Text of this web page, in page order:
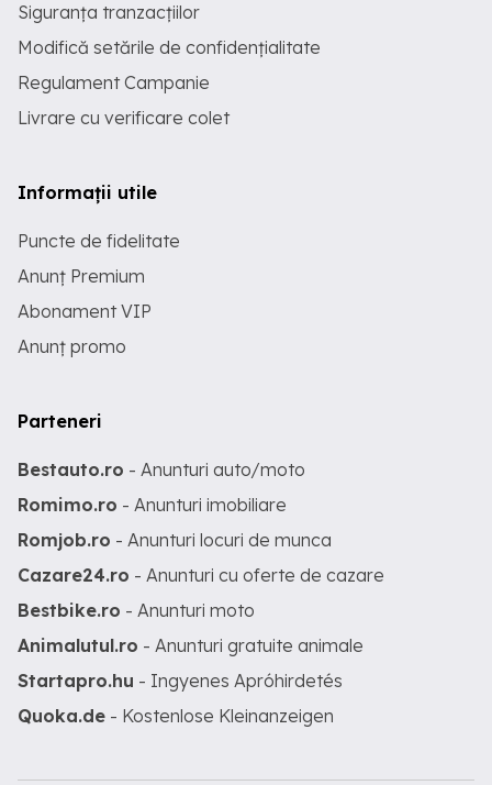
Siguranța tranzacțiilor
Modifică setările de confidențialitate
Regulament Campanie
Livrare cu verificare colet
Informații utile
Puncte de fidelitate
Anunț Premium
Abonament VIP
Anunț promo
Parteneri
Bestauto.ro - Anunturi auto/moto
Romimo.ro - Anunturi imobiliare
Romjob.ro - Anunturi locuri de munca
Cazare24.ro - Anunturi cu oferte de cazare
Bestbike.ro - Anunturi moto
Animalutul.ro - Anunturi gratuite animale
Startapro.hu - Ingyenes Apróhirdetés
Quoka.de - Kostenlose Kleinanzeigen